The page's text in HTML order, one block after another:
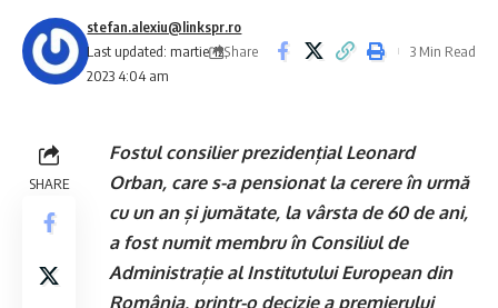
Last updated: martie 12,
2023 4:04 am
stefan.alexiu@linkspr.ro
Share
3 Min Read
SHARE
Fostul consilier prezidențial Leonard
Orban, care s-a pensionat la cerere în urmă
cu un an și jumătate, la vârsta de 60 de ani,
a fost numit membru în Consiliul de
Administrație al Institutului European din
România, printr-o decizie a premierului